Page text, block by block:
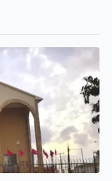
Antônio